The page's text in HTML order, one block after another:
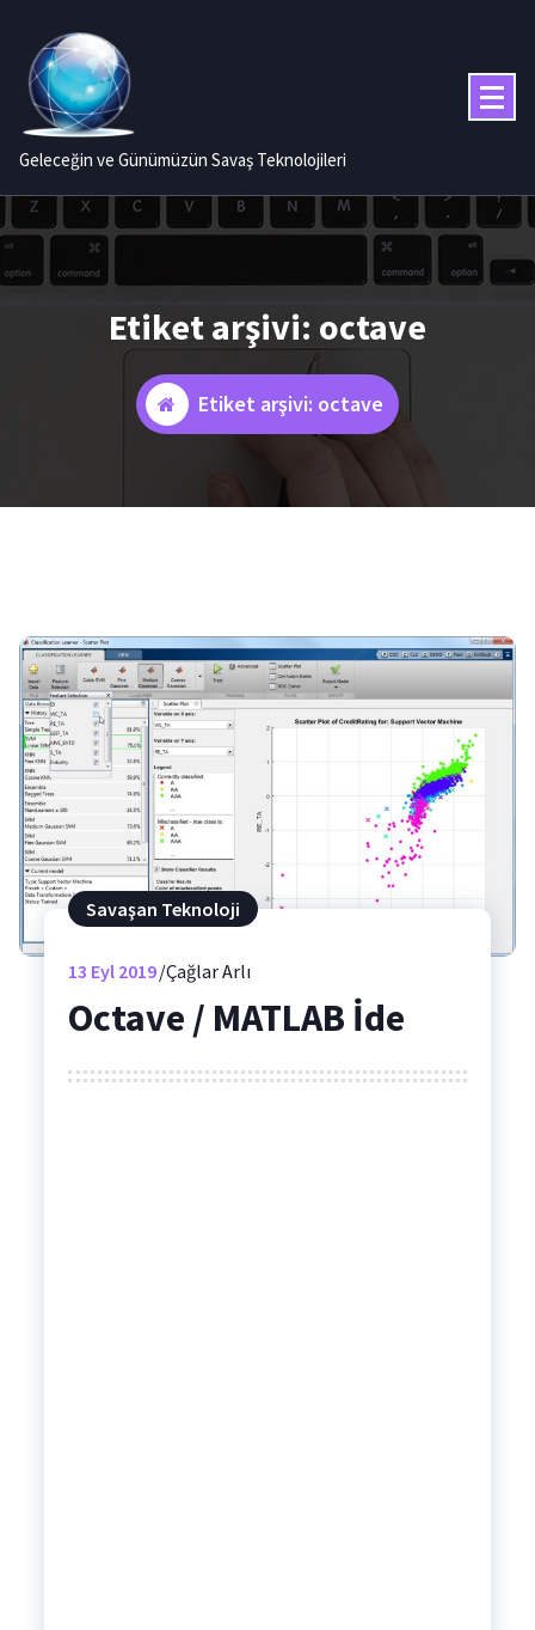
Geleceğin ve Günümüzün Savaş Teknolojileri
Etiket arşivi: octave
Etiket arşivi: octave
Savaşan Teknoloji
13 Eyl 2019 Çağlar Arlı
Octave / MATLAB İde